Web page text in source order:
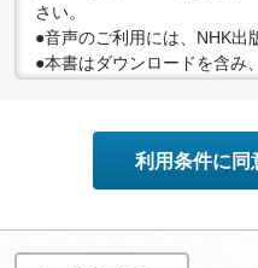
さい。
●音声のご利用には、NHK出
●本書はダウンロードを含み
められている私的複製等の
●配信の方法やコンテンツの
変更する場合がありますの
利用条件に同